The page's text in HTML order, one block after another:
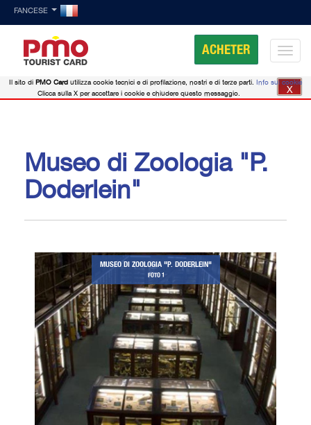
FANCESE
ACHETER
Museo di Zoologia "P.
Doderlein"
MUSEO DI ZOOLOGIA "P. DODERLEIN"
FOTO 1
Il sito di PMO Card utilizza cookie tecnici e di profilazione, nostri e di terze parti. Info sui cookie
Clicca sulla X per accettare i cookie e chiudere questo messaggio.
X